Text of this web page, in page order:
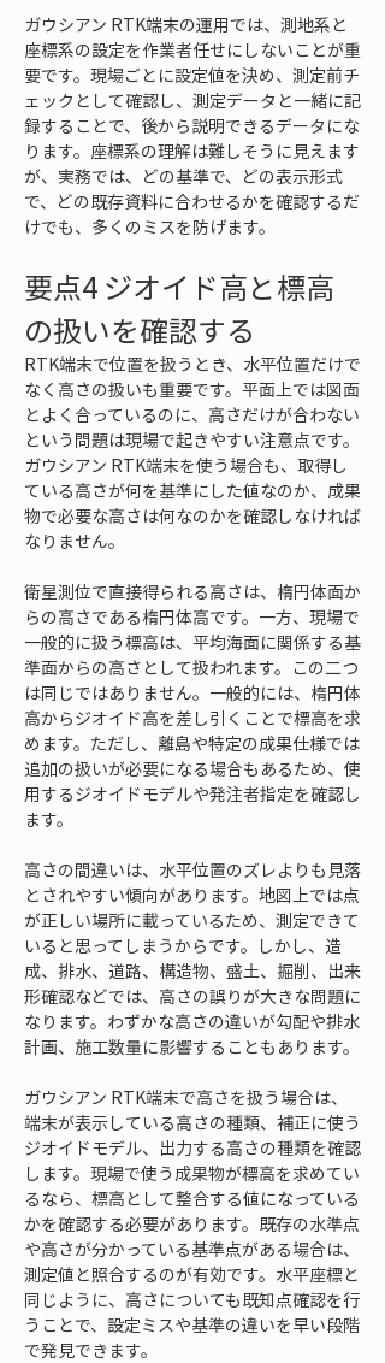
ガウシアン RTK端末の運用では、測地系と
座標系の設定を作業者任せにしないことが重
要です。現場ごとに設定値を決め、測定前チ
ェックとして確認し、測定データと一緒に記
録することで、後から説明できるデータにな
ります。座標系の理解は難しそうに見えます
が、実務では、どの基準で、どの表示形式
で、どの既存資料に合わせるかを確認するだ
けでも、多くのミスを防げます。
要点4 ジオイド高と標高
の扱いを確認する
RTK端末で位置を扱うとき、水平位置だけで
なく高さの扱いも重要です。平面上では図面
とよく合っているのに、高さだけが合わない
という問題は現場で起きやすい注意点です。
ガウシアン RTK端末を使う場合も、取得し
ている高さが何を基準にした値なのか、成果
物で必要な高さは何なのかを確認しなければ
なりません。
衛星測位で直接得られる高さは、楕円体面か
らの高さである楕円体高です。一方、現場で
一般的に扱う標高は、平均海面に関係する基
準面からの高さとして扱われます。この二つ
は同じではありません。一般的には、楕円体
高からジオイド高を差し引くことで標高を求
めます。ただし、離島や特定の成果仕様では
追加の扱いが必要になる場合もあるため、使
用するジオイドモデルや発注者指定を確認し
ます。
高さの間違いは、水平位置のズレよりも見落
とされやすい傾向があります。地図上では点
が正しい場所に載っているため、測定できて
いると思ってしまうからです。しかし、造
成、排水、道路、構造物、盛土、掘削、出来
形確認などでは、高さの誤りが大きな問題に
なります。わずかな高さの違いが勾配や排水
計画、施工数量に影響することもあります。
ガウシアン RTK端末で高さを扱う場合は、
端末が表示している高さの種類、補正に使う
ジオイドモデル、出力する高さの種類を確認
します。現場で使う成果物が標高を求めてい
るなら、標高として整合する値になっている
かを確認する必要があります。既存の水準点
や高さが分かっている基準点がある場合は、
測定値と照合するのが有効です。水平座標と
同じように、高さについても既知点確認を行
うことで、設定ミスや基準の違いを早い段階
で発見できます。